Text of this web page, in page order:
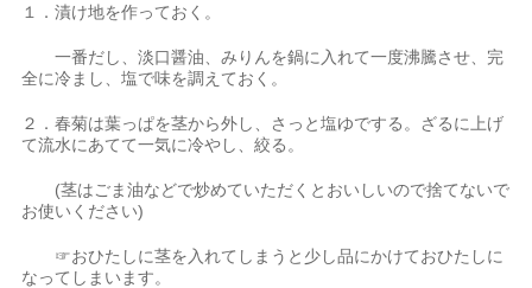
１．漬け地を作っておく。
一番だし、淡口醤油、みりんを鍋に入れて一度沸騰させ、完
全に冷まし、塩で味を調えておく。
２．春菊は葉っぱを茎から外し、さっと塩ゆでする。ざるに上げ
て流水にあてて一気に冷やし、絞る。
(茎はごま油などで炒めていただくとおいしいので捨てないで
お使いください)
☞おひたしに茎を入れてしまうと少し品にかけておひたしに
なってしまいます。